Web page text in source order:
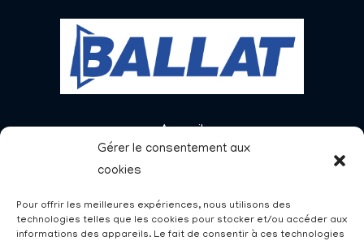
Gérer le consentement aux
cookies
Pour offrir les meilleures expériences, nous utilisons des
technologies telles que les cookies pour stocker et/ou accéder aux
informations des appareils. Le fait de consentir à ces technologies
Accueil
Menuiseries
Nos réalisations
Demandez un devis